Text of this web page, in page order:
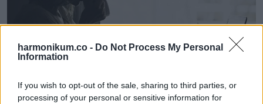
harmonikum.co - Do Not Process My Personal
Information
If you wish to opt-out of the sale, sharing to third parties, or
processing of your personal or sensitive information for